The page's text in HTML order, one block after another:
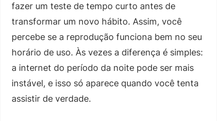
fazer um teste de tempo curto antes de
transformar um novo hábito. Assim, você
percebe se a reprodução funciona bem no seu
horário de uso. Às vezes a diferença é simples:
a internet do período da noite pode ser mais
instável, e isso só aparece quando você tenta
assistir de verdade.